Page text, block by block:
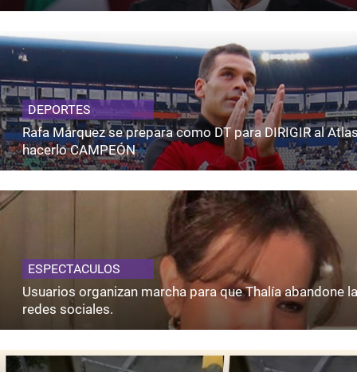
DEPORTES
Rafa Márquez se prepara como DT para DIRIGIR al
hacerlo CAMPEÓN
ESPECTACULOS
Usuarios organizan marcha para que Thalía abandone
redes sociales.